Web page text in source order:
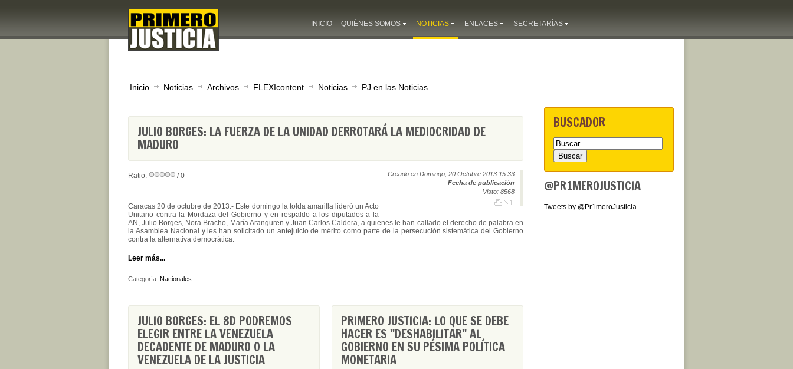
INICIO QUIÉNES SOMOS NOTICIAS ENLACES SECRETARÍAS
Inicio Noticias Archivos FLEXIcontent Noticias PJ en las Noticias
JULIO BORGES: LA FUERZA DE LA UNIDAD DERROTARÁ LA MEDIOCRIDAD DE
MADURO
Creado en Domingo, 20 Octubre 2013 15:33
Fecha de publicación
Visto: 8568
Ratio: / 0
Caracas 20 de octubre de 2013.- Este domingo la tolda amarilla lideró un Acto
Unitario contra la Mordaza del Gobierno y en respaldo a los diputados a la
AN, Julio Borges, Nora Bracho, María Aranguren y Juan Carlos Caldera, a quienes le han callado el derecho de palabra en
la Asamblea Nacional y les han solicitado un antejuicio de mérito como parte de la persecución sistemática del Gobierno
contra la alternativa democrática.
Leer más...
Categoría: Nacionales
JULIO BORGES: EL 8D PODREMOS
ELEGIR ENTRE LA VENEZUELA
DECADENTE DE MADURO O LA
VENEZUELA DE LA JUSTICIA
PRIMERO JUSTICIA: LO QUE SE DEBE
HACER ES "DESHABILITAR" AL
GOBIERNO EN SU PÉSIMA POLÍTICA
MONETARIA
BUSCADOR
@PR1MEROJUSTICIA
Tweets by @Pr1meroJusticia